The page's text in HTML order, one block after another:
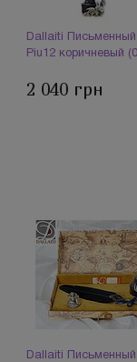
Dallaiti
Piu12 коричневый
2 040 грн
Dallaiti